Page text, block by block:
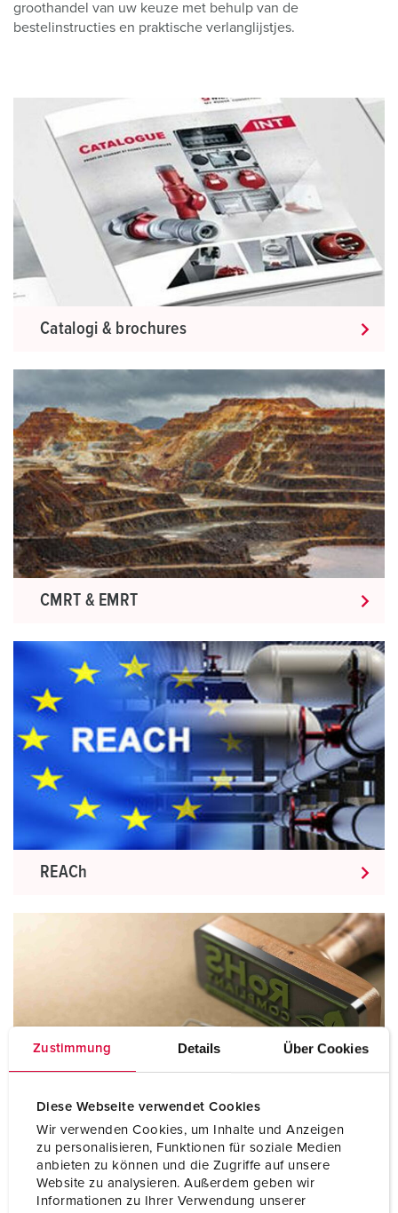
Zustimmung Details Über Cookies
Diese Webseite verwendet Cookies
Wir verwenden Cookies, um Inhalte und Anzeigen
zu personalisieren, Funktionen für soziale Medien
anbieten zu können und die Zugriffe auf unsere
Website zu analysieren. Außerdem geben wir
Informationen zu Ihrer Verwendung unserer
groothandel van uw keuze met behulp van de
bestelinstructies en praktische verlanglijstjes.
Catalogi & brochures
CMRT & EMRT
REACh
RoHS